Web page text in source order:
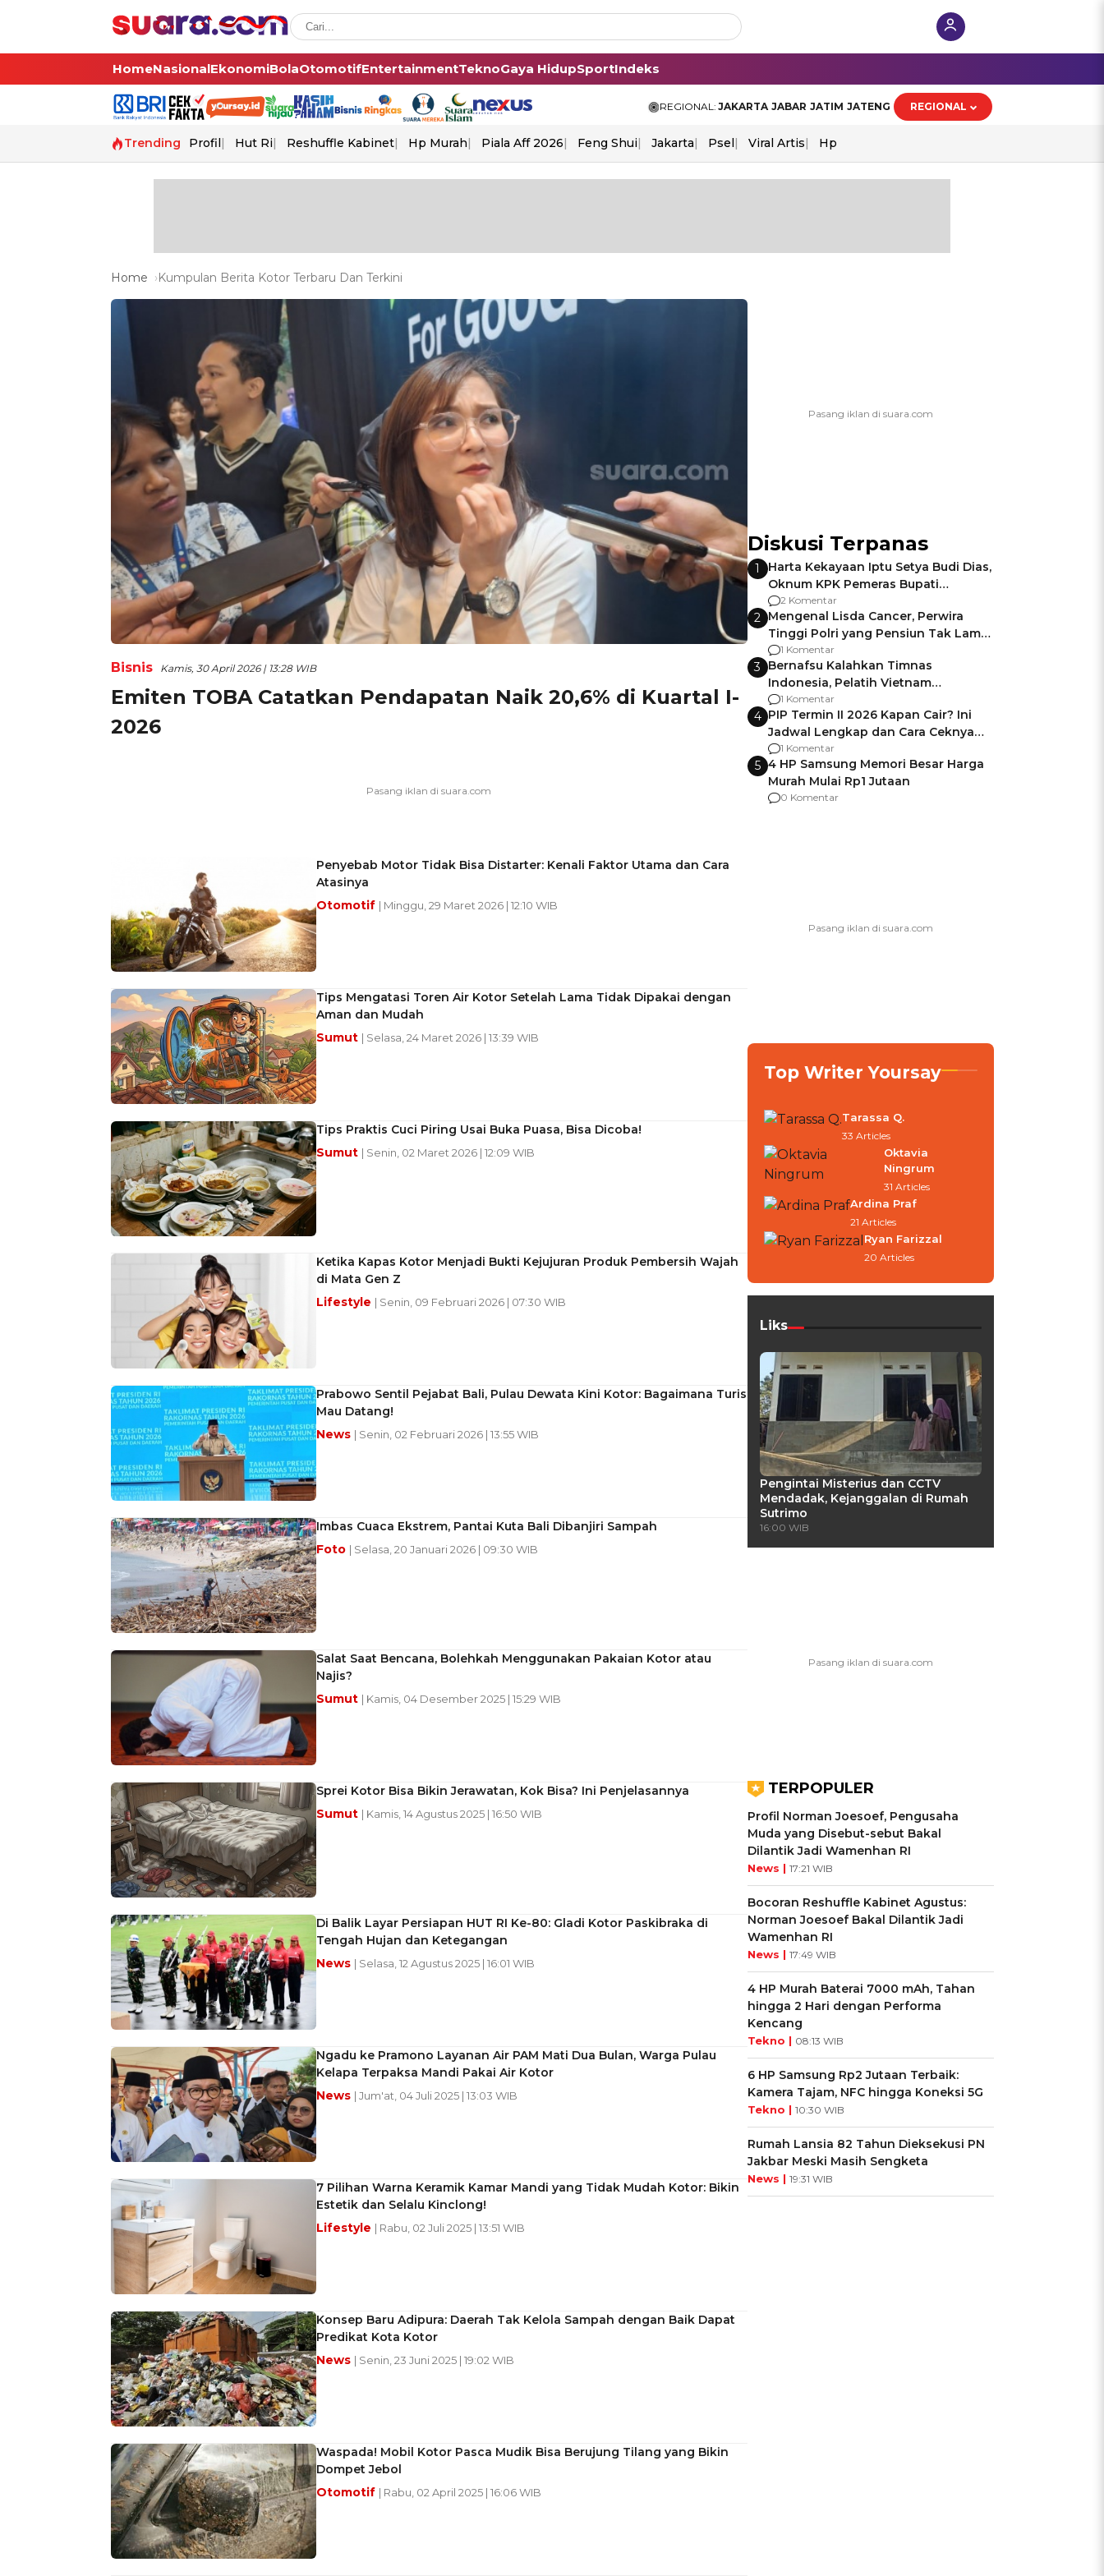
HomeNasionalEkonomiBolaOtomotifEntertainmentTeknoGaya HidupSportIndeks
REGIONAL: JAKARTA JABAR JATIM JATENG REGIONAL
Trending Profil Hut Ri Reshuffle Kabinet Hp Murah Piala Aff 2026 Feng Shui Jakarta Psel Viral Artis Hp
Home Kumpulan Berita Kotor Terbaru Dan Terkini
Bisnis Kamis, 30 April 2026 | 13:28 WIB
Emiten TOBA Catatkan Pendapatan Naik 20,6% di Kuartal I-
2026
Penyebab Motor Tidak Bisa Distarter: Kenali Faktor Utama dan Cara
Atasinya
Otomotif | Minggu, 29 Maret 2026 | 12:10 WIB
Tips Mengatasi Toren Air Kotor Setelah Lama Tidak Dipakai dengan
Aman dan Mudah
Sumut | Selasa, 24 Maret 2026 | 13:39 WIB
Tips Praktis Cuci Piring Usai Buka Puasa, Bisa Dicoba!
Sumut | Senin, 02 Maret 2026 | 12:09 WIB
Ketika Kapas Kotor Menjadi Bukti Kejujuran Produk Pembersih Wajah
di Mata Gen Z
Lifestyle | Senin, 09 Februari 2026 | 07:30 WIB
Prabowo Sentil Pejabat Bali, Pulau Dewata Kini Kotor: Bagaimana Turis
Mau Datang!
News | Senin, 02 Februari 2026 | 13:55 WIB
Imbas Cuaca Ekstrem, Pantai Kuta Bali Dibanjiri Sampah
Foto | Selasa, 20 Januari 2026 | 09:30 WIB
Salat Saat Bencana, Bolehkah Menggunakan Pakaian Kotor atau
Najis?
Sumut | Kamis, 04 Desember 2025 | 15:29 WIB
Sprei Kotor Bisa Bikin Jerawatan, Kok Bisa? Ini Penjelasannya
Sumut | Kamis, 14 Agustus 2025 | 16:50 WIB
Di Balik Layar Persiapan HUT RI Ke-80: Gladi Kotor Paskibraka di
Tengah Hujan dan Ketegangan
News | Selasa, 12 Agustus 2025 | 16:01 WIB
Ngadu ke Pramono Layanan Air PAM Mati Dua Bulan, Warga Pulau
Kelapa Terpaksa Mandi Pakai Air Kotor
News | Jum'at, 04 Juli 2025 | 13:03 WIB
7 Pilihan Warna Keramik Kamar Mandi yang Tidak Mudah Kotor: Bikin
Estetik dan Selalu Kinclong!
Lifestyle | Rabu, 02 Juli 2025 | 13:51 WIB
Konsep Baru Adipura: Daerah Tak Kelola Sampah dengan Baik Dapat
Predikat Kota Kotor
News | Senin, 23 Juni 2025 | 19:02 WIB
Waspada! Mobil Kotor Pasca Mudik Bisa Berujung Tilang yang Bikin
Dompet Jebol
Otomotif | Rabu, 02 April 2025 | 16:06 WIB
Diskusi Terpanas
1
Harta Kekayaan Iptu Setya Budi Dias,
Oknum KPK Pemeras Bupati
Pemalang
2 Komentar
2 Mengenal Lisda Cancer, Perwira
Tinggi Polri yang Pensiun Tak Lama
Usai Jadi Brigjen
1 Komentar
3 Bernafsu Kalahkan Timnas
Indonesia, Pelatih Vietnam
Berencana Pakai Jimat di Pakansari
1 Komentar
4 PIP Termin II 2026 Kapan Cair? Ini
Jadwal Lengkap dan Cara Ceknya
agar Dana Tidak Hangus!
1 Komentar
5 4 HP Samsung Memori Besar Harga
Murah Mulai Rp1 Jutaan
0 Komentar
Top Writer Yoursay
Tarassa Q.
33 Articles
Oktavia
Ningrum
31 Articles
Ardina Praf
21 Articles
Ryan Farizzal
20 Articles
Liks
Pengintai Misterius dan CCTV
Mendadak, Kejanggalan di Rumah
Sutrimo
16:00 WIB
TERPOPULER
Profil Norman Joesoef, Pengusaha
Muda yang Disebut-sebut Bakal
Dilantik Jadi Wamenhan RI
News | 17:21 WIB
Bocoran Reshuffle Kabinet Agustus:
Norman Joesoef Bakal Dilantik Jadi
Wamenhan RI
News | 17:49 WIB
4 HP Murah Baterai 7000 mAh, Tahan
hingga 2 Hari dengan Performa
Kencang
Tekno | 08:13 WIB
6 HP Samsung Rp2 Jutaan Terbaik:
Kamera Tajam, NFC hingga Koneksi 5G
Tekno | 10:30 WIB
Rumah Lansia 82 Tahun Dieksekusi PN
Jakbar Meski Masih Sengketa
News | 19:31 WIB